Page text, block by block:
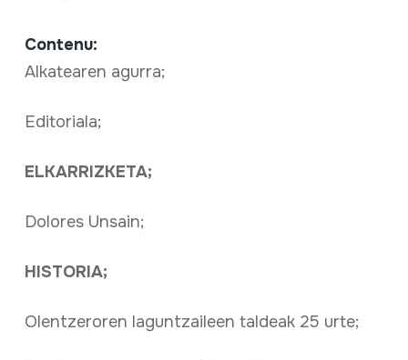
Contenu:
Alkatearen agurra;
Editoriala;
ELKARRIZKETA;
Dolores Unsain;
HISTORIA;
Olentzeroren laguntzaileen taldeak 25 urte;